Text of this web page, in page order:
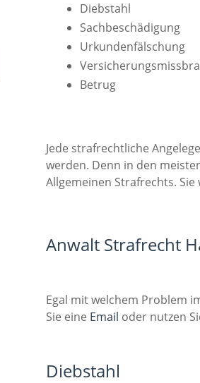
Diebstahl
Sachbeschädigung
Urkundenfälschung
Betrug
Jede strafrechtliche
werden. Denn in den
Allgemeinen Strafrechts.
Anwalt Strafrecht
Egal mit welchem Problem
Sie eine Email oder nutzen
Diebstahl